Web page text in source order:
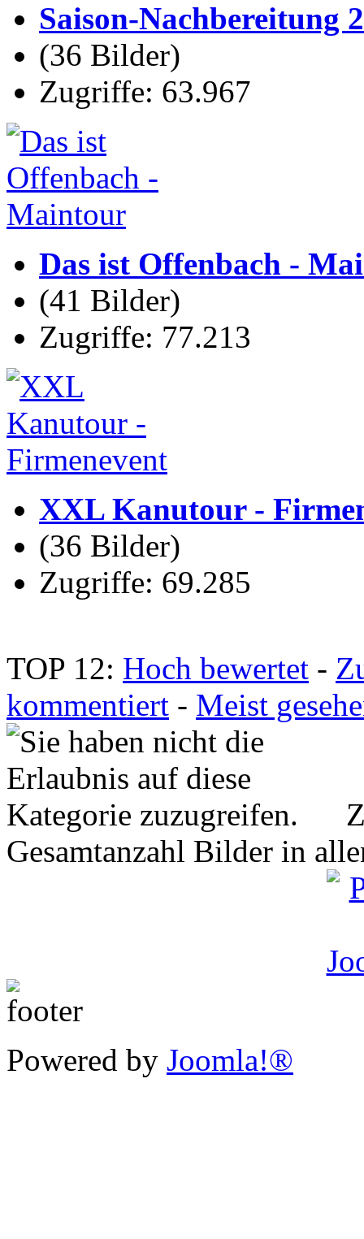
Saison-Nachbereitung
(36 Bilder)
Zugriffe: 63.967
Das ist Offenbach -
(41 Bilder)
Zugriffe: 77.213
XXL Kanutour -
(36 Bilder)
Zugriffe: 69.285
TOP 12: Hoch bewertet -
kommentiert - Meist
Gesamtanzahl Bilder in
Powered by Joomla!®